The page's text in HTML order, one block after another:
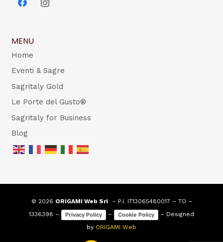
MENU
Home
Eventi & Sagre
Sagritaly Gold
Le Porte del Gusto®
Sagritaly for Business
Blog
© 2026 ORIGAMI Web Srl– P.I. IT13065480017 – TO –
1336398 –
Privacy Policy – Cookie Policy
– Designed
by ORIGAMI Web